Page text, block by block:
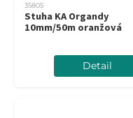
35805
Stuha KA Organdy
10mm/50m oranžová
Detail